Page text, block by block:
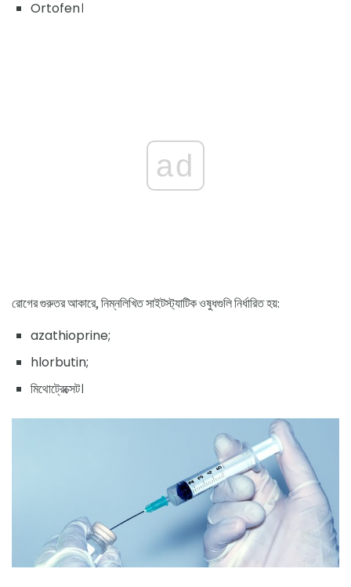
Ortofen।
ad
রোগের গুরুতর আকারে, নিম্নলিখিত সাইটস্ট্যাটিক ওষুধগুলি নির্ধারিত হয়:
azathioprine;
hlorbutin;
মিথোট্রেক্সেট।